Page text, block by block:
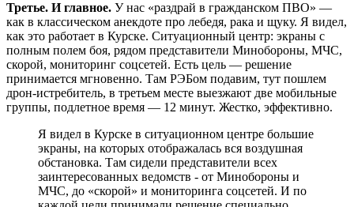
Третье. И главное. У нас «раздрай в гражданском ПВО» —
как в классическом анекдоте про лебедя, рака и щуку. Я видел,
как это работает в Курске. Ситуационный центр: экраны с
полным полем боя, рядом представители Минобороны, МЧС,
скорой, мониторинг соцсетей. Есть цель — решение
принимается мгновенно. Там РЭБом подавим, тут пошлем
дрон-истребитель, в третьем месте выезжают две мобильные
группы, подлетное время — 12 минут. Жестко, эффективно.
Я видел в Курске в ситуационном центре большие
экраны, на которых отображалась вся воздушная
обстановка. Там сидели представители всех
заинтересованных ведомств - от Минобороны и
МЧС, до «скорой» и мониторинга соцсетей. И по